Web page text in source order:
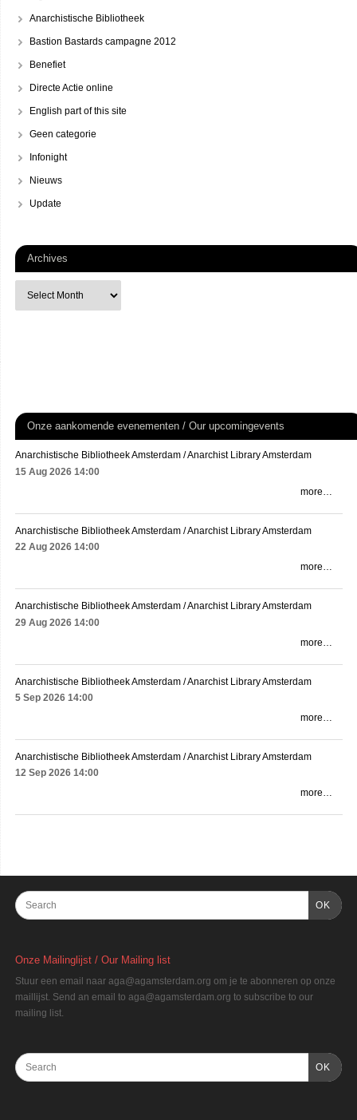
Anarchistische Bibliotheek
Bastion Bastards campagne 2012
Benefiet
Directe Actie online
English part of this site
Geen categorie
Infonight
Nieuws
Update
Archives
Onze aankomende evenementen / Our upcomingevents
Anarchistische Bibliotheek Amsterdam / Anarchist Library Amsterdam
15 Aug 2026 14:00
more…
Anarchistische Bibliotheek Amsterdam / Anarchist Library Amsterdam
22 Aug 2026 14:00
more…
Anarchistische Bibliotheek Amsterdam / Anarchist Library Amsterdam
29 Aug 2026 14:00
more…
Anarchistische Bibliotheek Amsterdam / Anarchist Library Amsterdam
5 Sep 2026 14:00
more…
Anarchistische Bibliotheek Amsterdam / Anarchist Library Amsterdam
12 Sep 2026 14:00
more…
OK
Onze Mailinglijst / Our Mailing list
Stuur een email naar aga@agamsterdam.org om je te abonneren op onze
maillijst. Send an email to aga@agamsterdam.org to subscribe to our
mailing list.
OK